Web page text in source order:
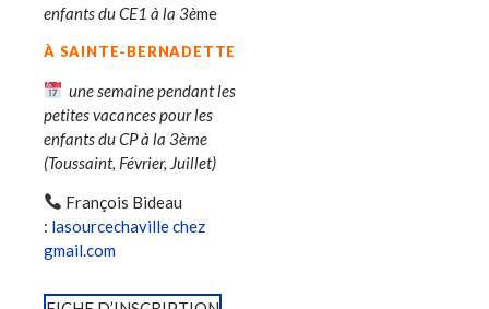
enfants du CE1 à la 3ème
À SAINTE-BERNADETTE
une semaine pendant les
petites vacances pour les
enfants du CP à la 3ème
(Toussaint, Février, Juillet)
François Bideau
: lasourcechaville chez
gmail.com